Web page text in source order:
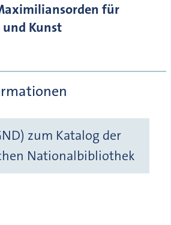
für
Kunst
zum Katalog der
Nationalbibliothek